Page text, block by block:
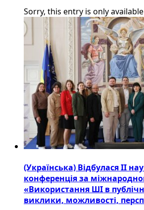
Sorry, this entry is only available
(Українська) Відбулася ІІ
конференція за
«Використання ШІ в
виклики, можливості,